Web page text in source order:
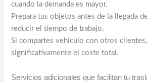
cuando la demanda es mayor.
Prepara tus objetos antes de la llegada
reducir el tiempo de trabajo.
Si compartes vehículo con otros
significativamente el coste total.
Servicios adicionales que facilitan tu